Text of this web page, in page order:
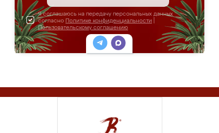
Я соглашаюсь на передачу персональных данных
согласно Политике конфиденциальности
Пользовательскому соглашению